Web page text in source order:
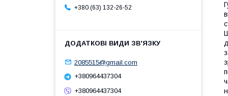
+380 (63) 132-26-52
2085515@gmail.com
+380964437304
+380964437304